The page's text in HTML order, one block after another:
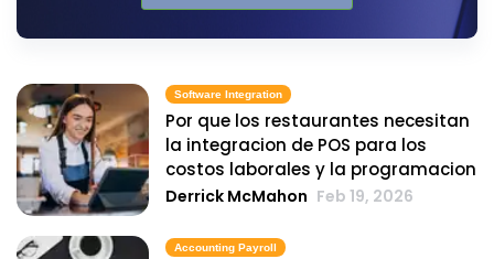
Software Integration
Por que los restaurantes necesitan
la integracion de POS para los
costos laborales y la programacion
Derrick McMahon Feb 19, 2026
Accounting Payroll